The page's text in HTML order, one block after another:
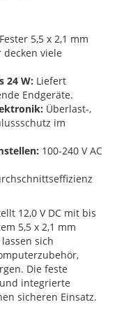
Fester 5,5 x 2,1 mm
decken viele
24 W: Liefert
Endgeräte.
Überlast-,
im
100-240 V AC
12,0 V DC mit bis
5,5 x 2,1 mm
sich
Die feste
integrierte
sicheren Einsatz.